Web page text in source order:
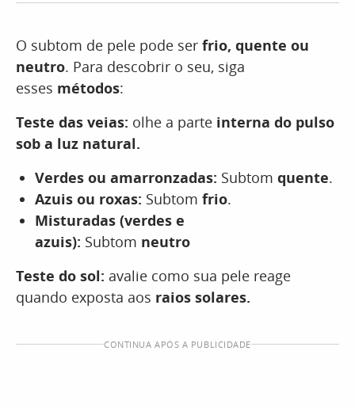
O subtom de pele pode ser frio, quente ou
neutro. Para descobrir o seu, siga
esses métodos:
Teste das veias: olhe a parte interna do pulso
sob a luz natural.
Verdes ou amarronzadas: Subtom quente.
Azuis ou roxas: Subtom frio.
Misturadas (verdes e
azuis): Subtom neutro
Teste do sol: avalie como sua pele reage
quando exposta aos raios solares.
CONTINUA APÓS A PUBLICIDADE